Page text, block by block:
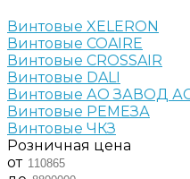
Винтовые XELERON
Винтовые COAIRE
Винтовые CROSSAIR
Винтовые DALI
Винтовые АО ЗАВОД
Винтовые РЕМЕЗА
Винтовые ЧКЗ
Розничная цена
от